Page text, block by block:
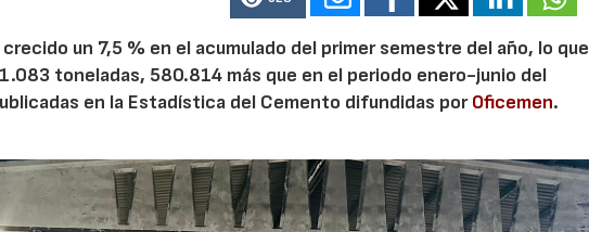
un 7,5 % en el acumulado del primer semestre del año, lo que
toneladas, 580.814 más que en el periodo enero-junio del
en la Estadística del Cemento difundidas porOficemen.
28/07/2026 30/07/2026